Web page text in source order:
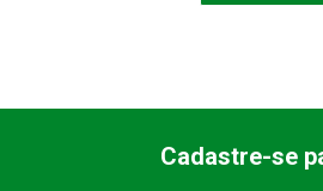
Cadastre-se